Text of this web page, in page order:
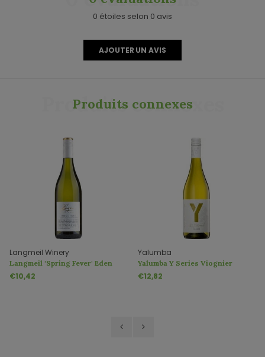
0 étoiles selon 0 avis
AJOUTER UN AVIS
Produits connexes
Produits connexes
Langmeil Winery
Langmeil 'Spring Fever' Eden
Valley Chardonnay
€10,42
Yalumba
Yalumba Y Series Viognier
€12,82